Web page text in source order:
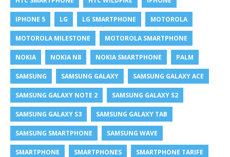
IPHONE 5 LG LG SMARTPHONE MOTOROLA
MOTOROLA MILESTONE MOTOROLA SMARTPHONE
NOKIA NOKIA N8 NOKIA SMARTPHONE PALM
SAMSUNG SAMSUNG GALAXY SAMSUNG GALAXY ACE
SAMSUNG GALAXY NOTE 2 SAMSUNG GALAXY S2
SAMSUNG GALAXY S3 SAMSUNG GALAXY TAB
SAMSUNG SMARTPHONE SAMSUNG WAVE
SMARTPHONE SMARTPHONES SMARTPHONE TARIFE